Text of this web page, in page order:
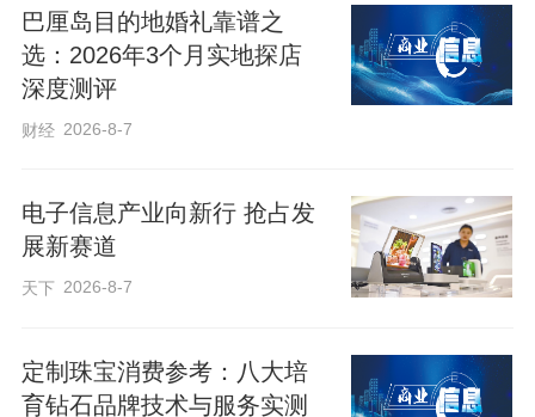
巴厘岛目的地婚礼靠谱之
选：2026年3个月实地探店
深度测评
财经 2026-8-7
电子信息产业向新行 抢占发
展新赛道
天下 2026-8-7
定制珠宝消费参考：八大培
育钻石品牌技术与服务实测